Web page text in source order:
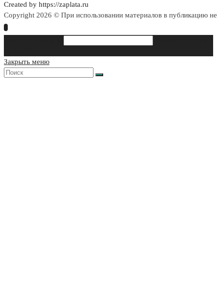
Created by https://zaplata.ru
Copyright 2026 © При использовании материалов в публикацию
Закрыть меню